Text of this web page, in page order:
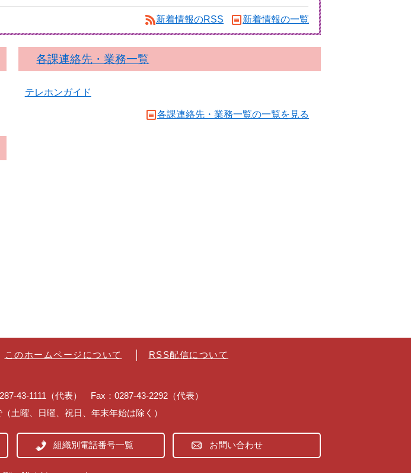
新着情報のRSS 新着情報の一覧
各課連絡先・業務一覧
テレホンガイド
各課連絡先・業務一覧の一覧を見る
このホームページについて RSS配信について
43-1111（代表） Fax：0287-43-2292（代表）
土曜、日曜、祝日、年末年始は除く）
組織別電話番号一覧 お問い合わせ